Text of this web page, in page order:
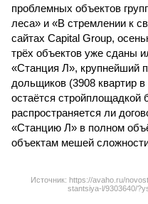
проблемных объектов
леса» и «В стремлении к
сайтах Capital Group,
трёх объектов уже сданы
«Станция Л», крупнейший
дольщиков (3908 квартир
остаётся стройплощадкой
распространяется ли
«Станцию Л» в полном
объектам мешей
Источник: https://avaho.ru/
stantsiya-l/9303640/